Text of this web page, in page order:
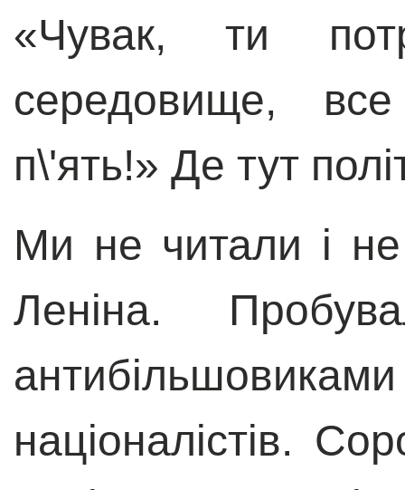
«Чувак, ти
середовище,
п\'ять!» Де тут
Ми не читали і
Леніна.
націоналістів.